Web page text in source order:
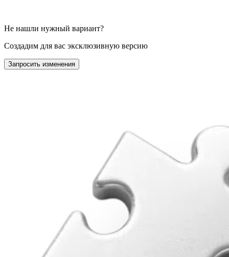
Не нашли нужный вариант?
Создадим для вас эксклюзивную версию
Запросить изменения